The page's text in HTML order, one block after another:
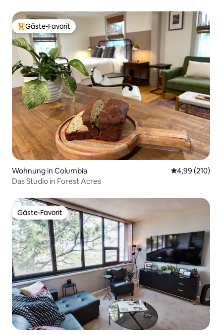
Beliebter Gäste-Favorit.
Gäste-Favorit
Wohnung in Columbia
4,99 (210)
Das Studio in Forest Acres
Gäste-Favorit
Gäste-Favorit